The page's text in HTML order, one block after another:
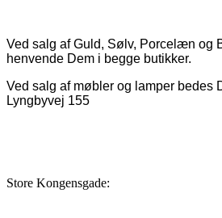
Ved salg af Guld, Sølv, Porcelæn og
henvende Dem i begge butikker.
Ved salg af møbler og lamper bedes
Lyngbyvej 155
Store Kongensgade: